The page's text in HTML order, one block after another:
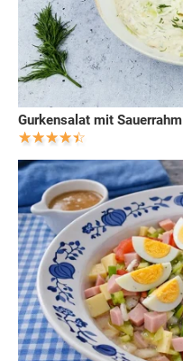
Gurkensalat mit Sauerrahm